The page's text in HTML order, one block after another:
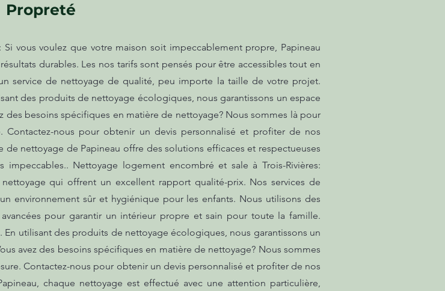
Propreté
vous voulez que votre maison soit impeccablement propre, Papineau
durables. Les nos tarifs sont pensés pour être accessibles tout en
service de nettoyage de qualité, peu importe la taille de votre projet.
des produits de nettoyage écologiques, nous garantissons un espace
des besoins spécifiques en matière de nettoyage? Nous sommes là pour
nous pour obtenir un devis personnalisé et profiter de nos
nettoyage de Papineau offre des solutions efficaces et respectueuses
impeccables.. Nettoyage logement encombré et sale à Trois-Rivières:
qui offrent un excellent rapport qualité-prix. Nos services de
environnement sûr et hygiénique pour les enfants. Nous utilisons des
pour garantir un intérieur propre et sain pour toute la famille.
utilisant des produits de nettoyage écologiques, nous garantissons un
avez des besoins spécifiques en matière de nettoyage? Nous sommes
Contactez-nous pour obtenir un devis personnalisé et profiter de nos
chaque nettoyage est effectué avec une attention particulière,